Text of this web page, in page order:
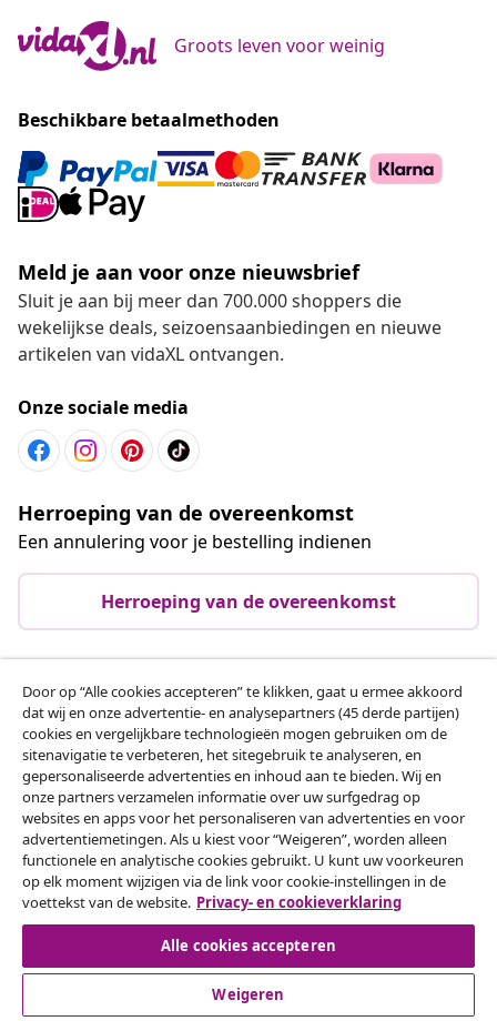
Groots leven voor weinig
Beschikbare betaalmethoden
Meld je aan voor onze nieuwsbrief
Sluit je aan bij meer dan 700.000 shoppers die
wekelijkse deals, seizoensaanbiedingen en nieuwe
artikelen van vidaXL ontvangen.
Onze sociale media
Herroeping van de overeenkomst
Een annulering voor je bestelling indienen
Herroeping van de overeenkomst
Klantenservice
Zakelijk
vidaXL
Ontdek meer
Door op “Alle cookies accepteren” te klikken, gaat u ermee akkoord
dat wij en onze advertentie- en analysepartners (45 derde partijen)
cookies en vergelijkbare technologieën mogen gebruiken om de
sitenavigatie te verbeteren, het sitegebruik te analyseren, en
gepersonaliseerde advertenties en inhoud aan te bieden. Wij en
onze partners verzamelen informatie over uw surfgedrag op
websites en apps voor het personaliseren van advertenties en voor
advertentiemetingen. Als u kiest voor “Weigeren”, worden alleen
functionele en analytische cookies gebruikt. U kunt uw voorkeuren
op elk moment wijzigen via de link voor cookie-instellingen in de
voettekst van de website. Privacy- en cookieverklaring
Alle cookies accepteren
Weigeren